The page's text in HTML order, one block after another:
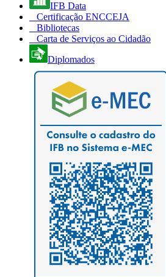
IFB Data
Certificação ENCCEJA
Bibliotecas
Carta de Serviços ao Cidadão
Diplomados